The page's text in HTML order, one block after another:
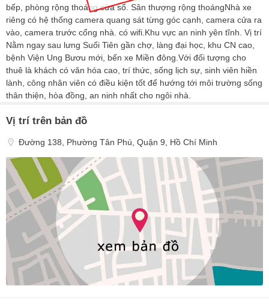
bếp, phòng rộng thoáng cửa sổ. Sân thượng rộng thoángNhà xe
riêng có hệ thống camera quang sát từng góc cạnh, camera cửa ra
vào, camera trước cổng nhà. có wifi.Khu vực an ninh yên tĩnh. Vị trí
Nằm ngay sau lưng Suối Tiên gần chợ, làng đại học, khu CN cao,
bệnh Viện Ung Bươu mới, bến xe Miền đông.Với đối tượng cho
thuê là khách có văn hóa cao, trí thức, sống lịch sự, sinh viên hiền
lành, công nhân viên có điều kiện tốt để hướng tới môi trường sống
thân thiện, hòa đồng, an ninh nhất cho ngôi nhà.
Vị trí trên bản đồ
Đường 138, Phường Tân Phú, Quận 9, Hồ Chí Minh